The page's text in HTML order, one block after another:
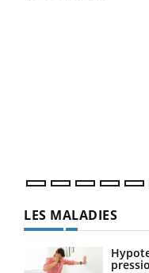
LES MALADIES